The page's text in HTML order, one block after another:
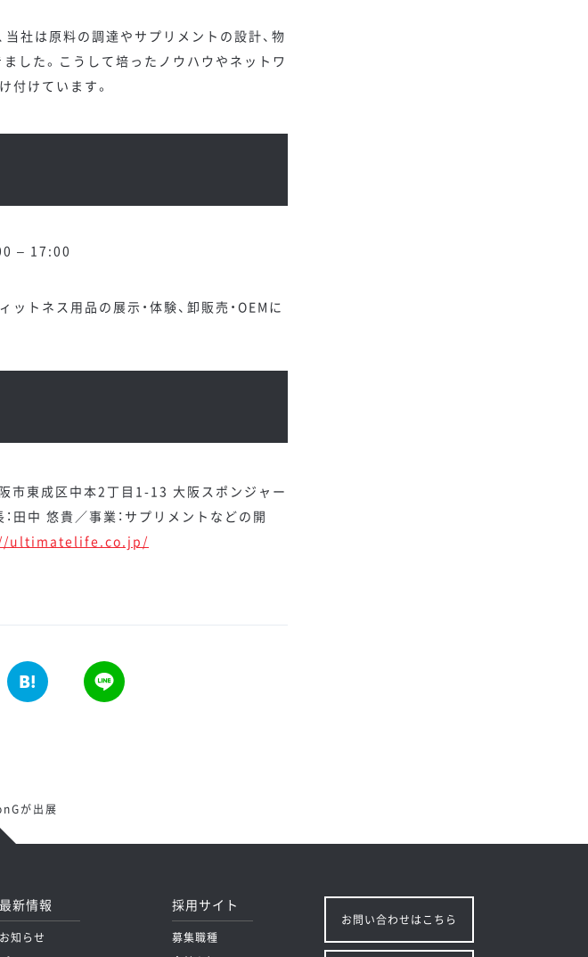
社は原料の調達やサプリメントの設計、物
した。こうして培ったノウハウやネットワ
付けています。
– 17:00
ットネス用品の展示・体験、卸販売・OEMに
東成区中本2丁目1-13 大阪スポンジャー
中 悠貴／事業：サプリメントなどの開
ultimatelife.co.jp/
が出展
最新情報
お知らせ
採用サイト
募集職種
お問い合わせはこちら